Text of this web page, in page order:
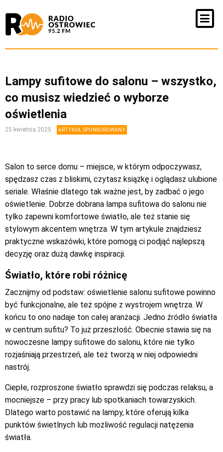
Lampy sufitowe do salonu – wszystko,
co musisz wiedzieć o wyborze
oświetlenia
25 kwietnia 2025 ARTYKUŁ SPONSOROWANY
Salon to serce domu – miejsce, w którym odpoczywasz,
spędzasz czas z bliskimi, czytasz książkę i oglądasz ulubione
seriale. Właśnie dlatego tak ważne jest, by zadbać o jego
oświetlenie. Dobrze dobrana lampa sufitowa do salonu nie
tylko zapewni komfortowe światło, ale też stanie się
stylowym akcentem wnętrza. W tym artykule znajdziesz
praktyczne wskazówki, które pomogą ci podjąć najlepszą
decyzję oraz dużą dawkę inspiracji.
Światło, które robi różnicę
Zacznijmy od podstaw: oświetlenie salonu sufitowe powinno
być funkcjonalne, ale też spójne z wystrojem wnętrza. W
końcu to ono nadaje ton całej aranżacji. Jedno źródło światła
w centrum sufitu? To już przeszłość. Obecnie stawia się na
nowoczesne lampy sufitowe do salonu, które nie tylko
rozjaśniają przestrzeń, ale też tworzą w niej odpowiedni
nastrój.
Ciepłe, rozproszone światło sprawdzi się podczas relaksu, a
mocniejsze – przy pracy lub spotkaniach towarzyskich.
Dlatego warto postawić na lampy, które oferują kilka
punktów świetlnych lub możliwość regulacji natężenia
światła.